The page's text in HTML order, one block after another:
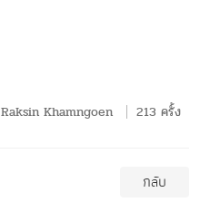
Raksin Khamngoen 213 ครั้ง
กลับ